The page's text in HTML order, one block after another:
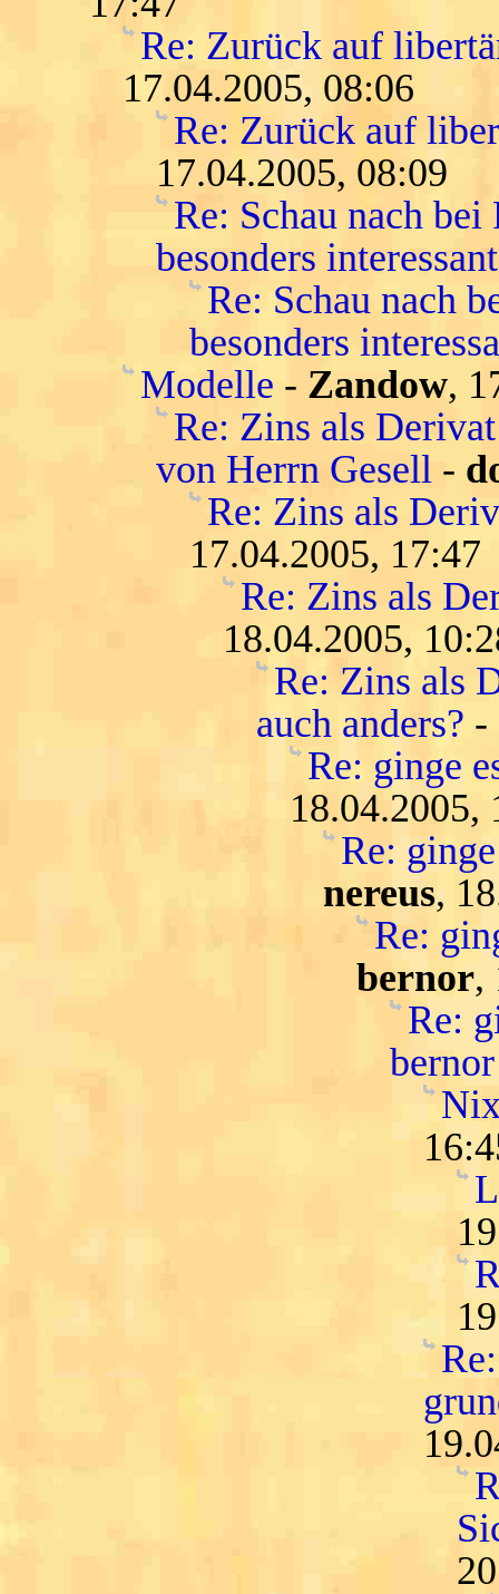
Re: Zurück auf
17.04.2005, 08:06
Re: Zurück auf
17.04.2005, 08:09
Re: Schau nach
besonders interessant
Re: Schau nach
besonders
Modelle - Zandow,
Re: Zins als
von Herrn Gesell -
Re: Zins als
17.04.2005, 17:47
Re: Zins als
18.04.2005,
Re: Zins als
auch anders? -
Re: ginge
18.04.2005,
Re:
nereus,
Re:
bernor,
Re:
bernor